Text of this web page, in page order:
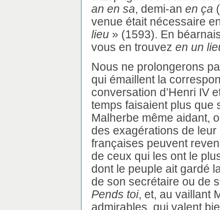
an en sa, demi-an en ça
venue était nécessaire
lieu » (1593). En
vous en trouvez en un
Nous ne prolongerons
qui émaillent la
conversation d’Henri IV
temps faisaient plus que
Malherbe même aidant,
des exagérations de
françaises peuvent
de ceux qui les ont le
dont le peuple ait gardé
de son secrétaire ou de
Pends toi, et, au vaillant
admirables, qui valent